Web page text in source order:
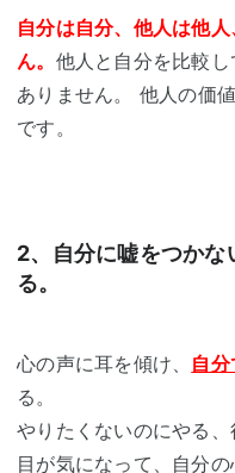
自分は自分、他人は他
ん。 他人と自分を比較
ありません。 他人の価
です。
2、自分に嘘をつか
る。
心の声に耳を傾け、 自
る。
やりたくないのにやる
目が気になって、自分